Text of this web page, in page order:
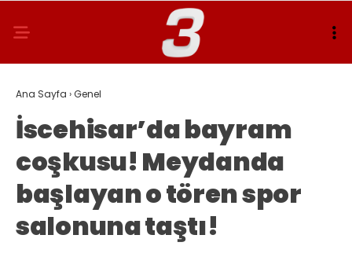
Ana Sayfa ›Genel
İscehisar’da bayram
coşkusu! Meydanda
başlayan o tören spor
salonuna taştı!